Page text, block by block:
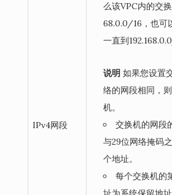
IPv4网段
么该VPC内的交
68.0.0/16，也可
一直到
说明 如果您设置
络的网段相同，
机。
交换机的网段
与29位网络掩码
个地址。
每个交换机的